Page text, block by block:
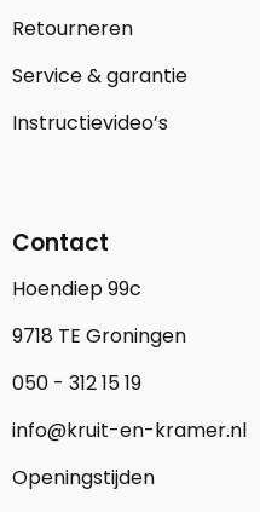
Retourneren
Service & garantie
Instructievideo’s
Contact
Hoendiep 99c
9718 TE Groningen
050 - 312 15 19
info@kruit-en-kramer.nl
Openingstijden